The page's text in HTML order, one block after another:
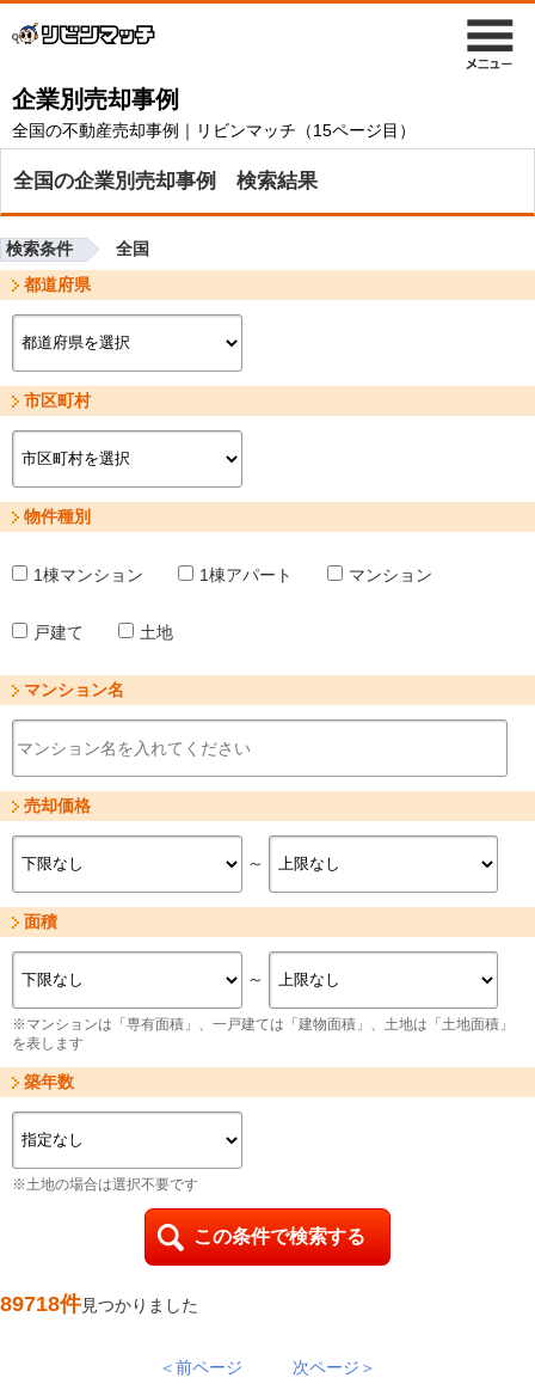
全国の不動産売却事例｜リビンマッチ（15ページ目）
企業別売却事例
全国の企業別売却事例 検索結果
検索条件
全国
都道府県
市区町村
物件種別
1棟マンション 1棟アパート マンション
戸建て 土地
マンション名
売却価格
～
面積
～
※マンションは「専有面積」、一戸建ては「建物面積」、土地は「土地面積」
を表します
築年数
※土地の場合は選択不要です
89718件見つかりました
＜前ページ 次ページ＞